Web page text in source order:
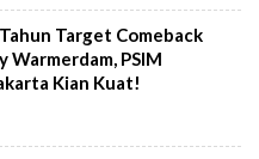
Target Comeback
Warmerdam, PSIM
Kian Kuat!